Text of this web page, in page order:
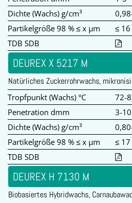
Dichte (Wachs) g/cm³
Partikelgröße 98 % ≤ x µm
≤ 16
TDB SDB
DEUREX X 5217 M
Natürliches Zuckerrohrwachs,
Tropfpunkt (Wachs) °C
72-
Penetration dmm
3-10
Dichte (Wachs) g/cm³
Partikelgröße 98 % ≤ x µm
≤ 17
TDB SDB
DEUREX H 7130 M
Biobasiertes Hybridwachs,